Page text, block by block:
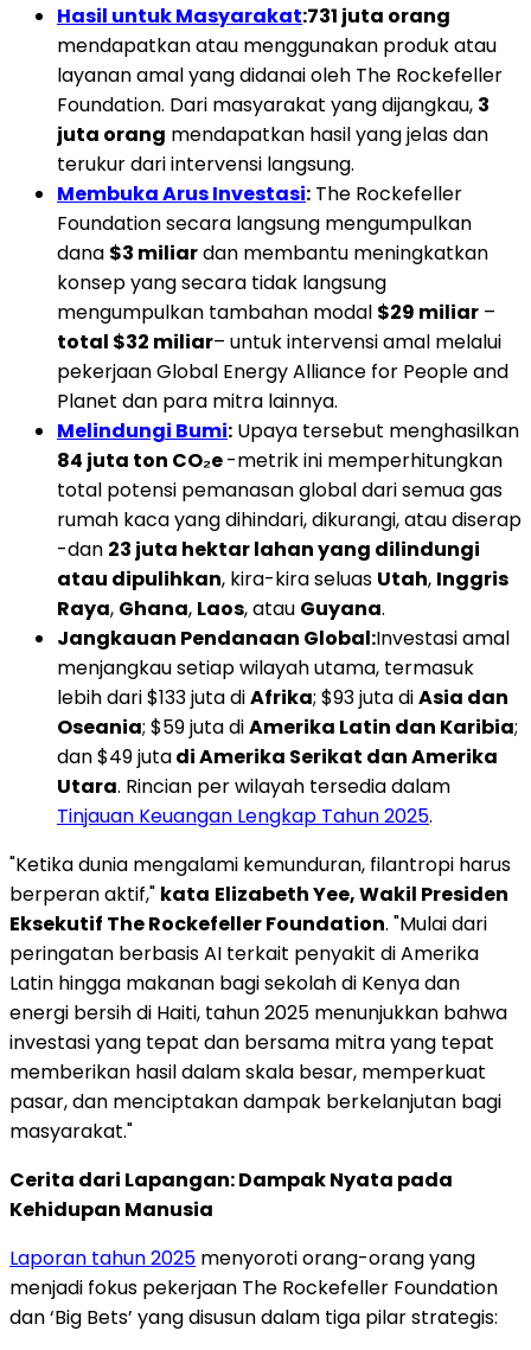
Hasil untuk Masyarakat:731 juta orang
mendapatkan atau menggunakan produk atau
layanan amal yang didanai oleh The Rockefeller
Foundation. Dari masyarakat yang dijangkau, 3
juta orang mendapatkan hasil yang jelas dan
terukur dari intervensi langsung.
Membuka Arus Investasi: The Rockefeller
Foundation secara langsung mengumpulkan
dana $3 miliardan membantu meningkatkan
konsep yang secara tidak langsung
mengumpulkan tambahan modal $29 miliar –
total $32 miliar– untuk intervensi amal melalui
pekerjaan Global Energy Alliance for People and
Planet dan para mitra lainnya.
Melindungi Bumi: Upaya tersebut menghasilkan
84 juta ton CO₂e-metrik ini memperhitungkan
total potensi pemanasan global dari semua gas
rumah kaca yang dihindari, dikurangi, atau diserap
-dan 23 juta hektar lahan yang dilindungi
atau dipulihkan, kira-kira seluas Utah, Inggris
Raya, Ghana, Laos, atau Guyana.
Jangkauan Pendanaan Global:Investasi amal
menjangkau setiap wilayah utama, termasuk
lebih dari $133 juta diAfrika; $93 juta diAsia dan
Oseania; $59 juta diAmerika Latin dan Karibia;
dan $49 jutadi Amerika Serikat dan Amerika
Utara. Rincian per wilayah tersedia dalam
Tinjauan Keuangan Lengkap Tahun 2025.
"Ketika dunia mengalami kemunduran, filantropi harus
berperan aktif," kata Elizabeth Yee, Wakil Presiden
Eksekutif The Rockefeller Foundation. "Mulai dari
peringatan berbasis AI terkait penyakit di Amerika
Latin hingga makanan bagi sekolah di Kenya dan
energi bersih di Haiti, tahun 2025 menunjukkan bahwa
investasi yang tepat dan bersama mitra yang tepat
memberikan hasil dalam skala besar, memperkuat
pasar, dan menciptakan dampak berkelanjutan bagi
masyarakat."
Cerita dari Lapangan: Dampak Nyata pada
Kehidupan Manusia
Laporan tahun 2025 menyoroti orang-orang yang
menjadi fokus pekerjaan The Rockefeller Foundation
dan ‘Big Bets’ yang disusun dalam tiga pilar strategis: